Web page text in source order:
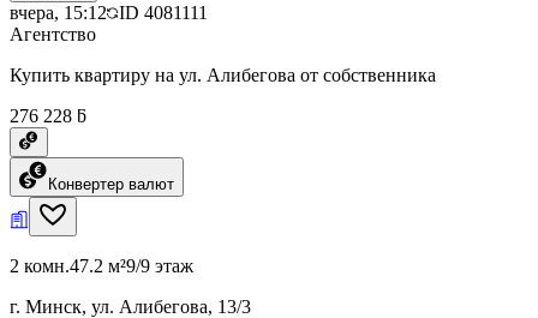
вчера, 15:12 ID 4081111
Агентство
Купить квартиру на ул. Алибегова от собственника
276 228 ƃ
Конвертер валют
2 комн.47.2 м²9/9 этаж
г. Минск, ул. Алибегова, 13/3